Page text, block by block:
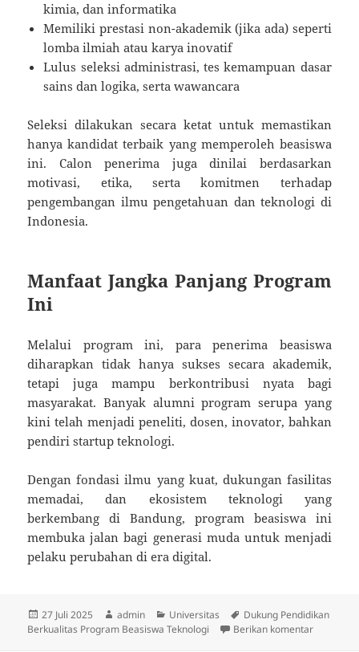
kimia, dan informatika
Memiliki prestasi non-akademik (jika ada) seperti
lomba ilmiah atau karya inovatif
Lulus seleksi administrasi, tes kemampuan dasar
sains dan logika, serta wawancara
Seleksi dilakukan secara ketat untuk memastikan
hanya kandidat terbaik yang memperoleh beasiswa
ini. Calon penerima juga dinilai berdasarkan
motivasi, etika, serta komitmen terhadap
pengembangan ilmu pengetahuan dan teknologi di
Indonesia.
Manfaat Jangka Panjang Program
Ini
Melalui program ini, para penerima beasiswa
diharapkan tidak hanya sukses secara akademik,
tetapi juga mampu berkontribusi nyata bagi
masyarakat. Banyak alumni program serupa yang
kini telah menjadi peneliti, dosen, inovator, bahkan
pendiri startup teknologi.
Dengan fondasi ilmu yang kuat, dukungan fasilitas
memadai, dan ekosistem teknologi yang
berkembang di Bandung, program beasiswa ini
membuka jalan bagi generasi muda untuk menjadi
pelaku perubahan di era digital.
Diposkan
pada
27 Juli 2025 Penulis
admin Kategori
Universitas Tag
Dukung Pendidikan
Berkualitas Program Beasiswa Teknologi
Berikan komentaruntuk